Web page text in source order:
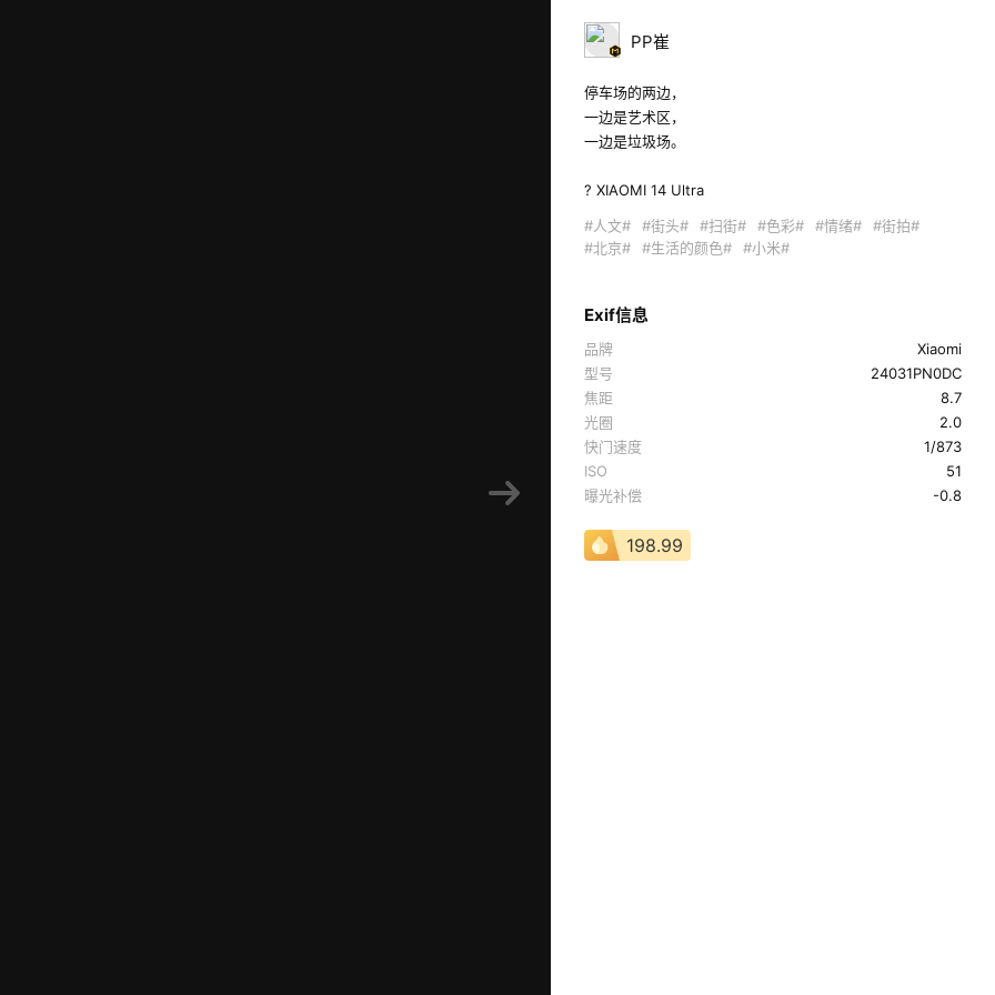
PP崔
停车场的两边，
一边是艺术区，
一边是垃圾场。
? XIAOMI 14 Ultra
#人文#
#街头# #扫街# #色彩# #情绪#
#街拍#
#北京#
#生活的颜色# #小米#
Exif信息
品牌
Xiaomi
型号
24031PN0DC
焦距
8.7
光圈
2.0
快门速度
1/873
ISO
51
曝光补偿
-0.8
198.99